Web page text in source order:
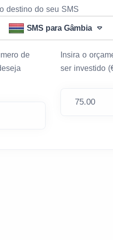
destino do seu SMS
SMS para Gâmbia
de
Insira o
ser investido